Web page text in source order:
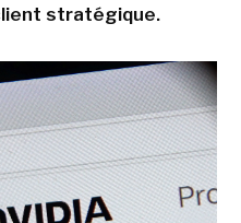
stratégique.